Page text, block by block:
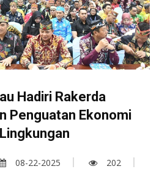
Hadiri Rakerda
Penguatan Ekonomi
08-22-2025
202